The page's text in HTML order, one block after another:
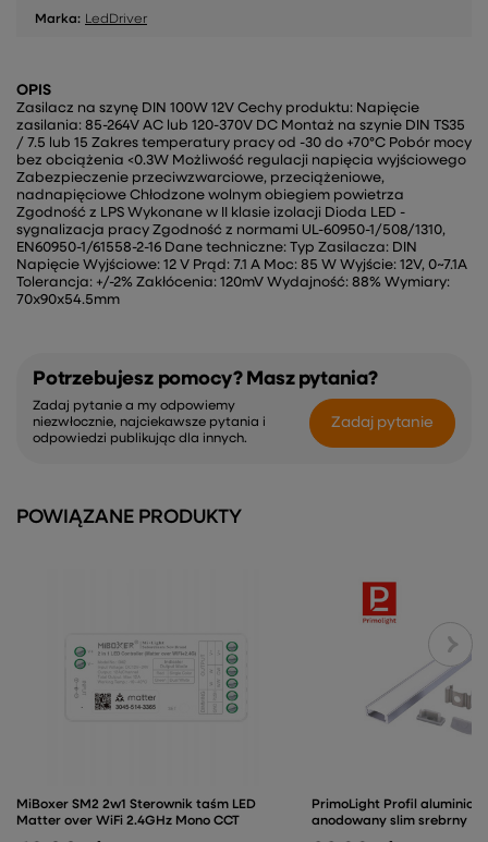
Marka: LedDriver
OPIS
Zasilacz na szynę DIN 100W 12V Cechy produktu: Napięcie
zasilania: 85-264V AC lub 120-370V DC Montaż na szynie DIN TS35
/ 7.5 lub 15 Zakres temperatury pracy od -30 do +70°C Pobór mocy
bez obciążenia <0.3W Możliwość regulacji napięcia wyjściowego
Zabezpieczenie przeciwzwarciowe, przeciążeniowe,
nadnapięciowe Chłodzone wolnym obiegiem powietrza
Zgodność z LPS Wykonane w II klasie izolacji Dioda LED -
sygnalizacja pracy Zgodność z normami UL-60950-1/508/1310,
EN60950-1/61558-2-16 Dane techniczne: Typ Zasilacza: DIN
Napięcie Wyjściowe: 12 V Prąd: 7.1 A Moc: 85 W Wyjście: 12V, 0~7.1A
Tolerancja: +/-2% Zakłócenia: 120mV Wydajność: 88% Wymiary:
70x90x54.5mm
Potrzebujesz pomocy? Masz pytania?
Zadaj pytanie a my odpowiemy
niezwłocznie, najciekawsze pytania i
odpowiedzi publikując dla innych.
Zadaj pytanie
POWIĄZANE PRODUKTY
MiBoxer SM2 2w1 Sterownik taśm LED
Matter over WiFi 2.4GHz Mono CCT
PrimoLight Profil
anodowany slim srebrny